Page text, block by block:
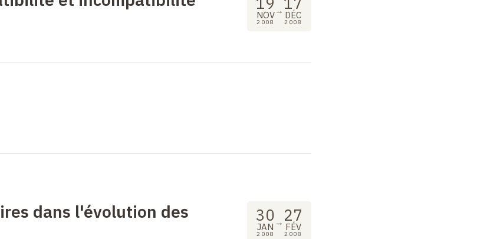
NOV
2008
→ DÉC
2008
dans l'évolution des 30
JAN
2008
→ 27
FÉV
2008